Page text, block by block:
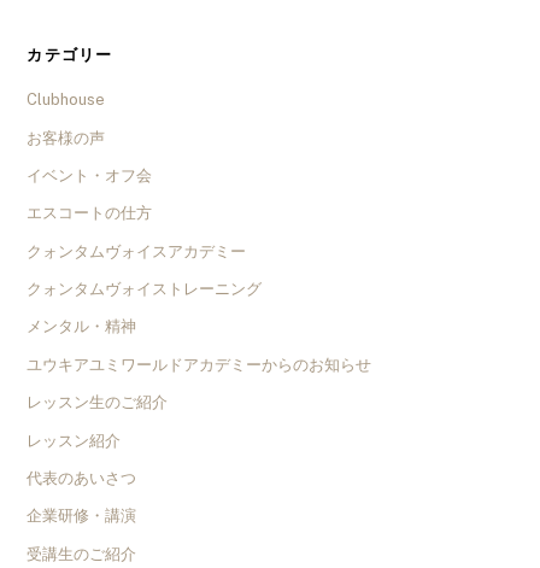
カテゴリー
Clubhouse
お客様の声
イベント・オフ会
エスコートの仕方
クォンタムヴォイスアカデミー
クォンタムヴォイストレーニング
メンタル・精神
ユウキアユミワールドアカデミーからのお知らせ
レッスン生のご紹介
レッスン紹介
代表のあいさつ
企業研修・講演
受講生のご紹介